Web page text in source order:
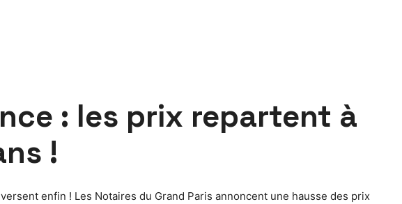
: les prix repartent à
!
enfin ! Les Notaires du Grand Paris annoncent une hausse des prix